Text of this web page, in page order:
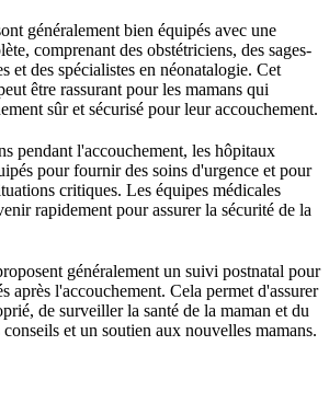
généralement bien équipés avec une
comprenant des obstétriciens, des sages-
et des spécialistes en néonatalogie. Cet
être rassurant pour les mamans qui
sûr et sécurisé pour leur accouchement.
pendant l'accouchement, les hôpitaux
pour fournir des soins d'urgence et pour
critiques. Les équipes médicales
rapidement pour assurer la sécurité de la
généralement un suivi postnatal pour
après l'accouchement. Cela permet d'assurer
de surveiller la santé de la maman et du
et un soutien aux nouvelles mamans.